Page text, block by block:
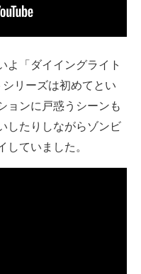
「ダイイングライト
リーズは初めてとい
ョンに戸惑うシーンも
したりしながらゾンビ
していました。